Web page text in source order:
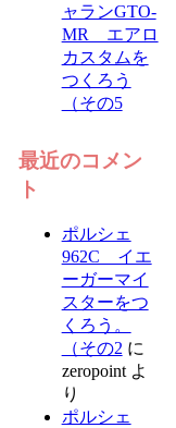
ャランGTO-
MR エアロ
カスタムを
つくろう
（その5
最近のコメン
ト
ポルシェ
962C イエ
ーガーマイ
スターをつ
くろう。
（その2 に
zeropointよ
り
ポルシェ